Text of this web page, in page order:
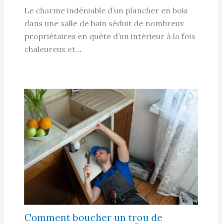
Le charme indéniable d’un plancher en bois
dans une salle de bain séduit de nombreux
propriétaires en quête d’un intérieur à la fois
chaleureux et…
Comment boucher un trou de